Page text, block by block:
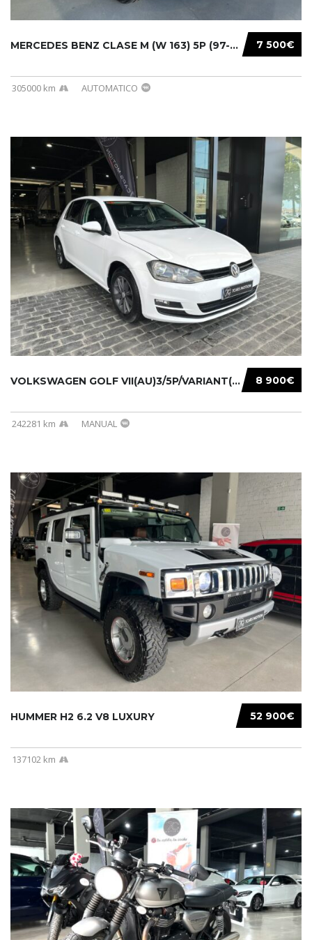
7 500€
MERCEDES BENZ CLASE M (W 163) 5P (97-05) 200...
305000 km AUTOMATICO
8 900€
VOLKSWAGEN GOLF VII(AU)3/5P/VARIANT(12-16 20...
242281 km MANUAL
52 900€
HUMMER H2 6.2 V8 LUXURY
137102 km